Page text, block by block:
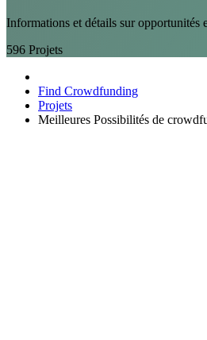
Informations et détails sur opportunités
596 Projets
Find Crowdfunding
Projets
Meilleures Possibilités de